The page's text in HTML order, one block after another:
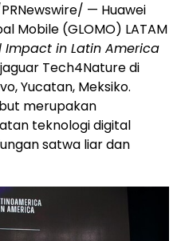
PRNewswire/ — Huawei
Mobile (GLOMO) LATAM
Impact in Latin America
Tech4Nature di
Yucatan, Meksiko.
merupakan
teknologi digital
satwa liar dan